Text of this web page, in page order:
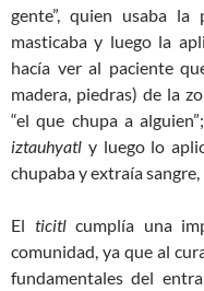
gente”, quien usaba la
masticaba y luego la
hacía ver al paciente
madera, piedras) de la
“el que chupa a
iztauhyatl y luego lo
chupaba y extraía
El ticitl cumplía una
comunidad, ya que al
fundamentales del